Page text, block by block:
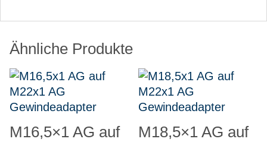
Ähnliche Produkte
M16,5×1 AG auf
M18,5×1 AG auf